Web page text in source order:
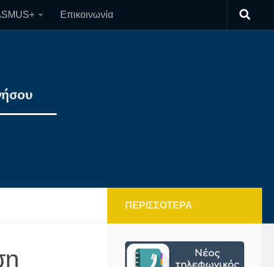
Επικοινωνία
ΠΕΡΙΣΣΌΤΕΡΑ